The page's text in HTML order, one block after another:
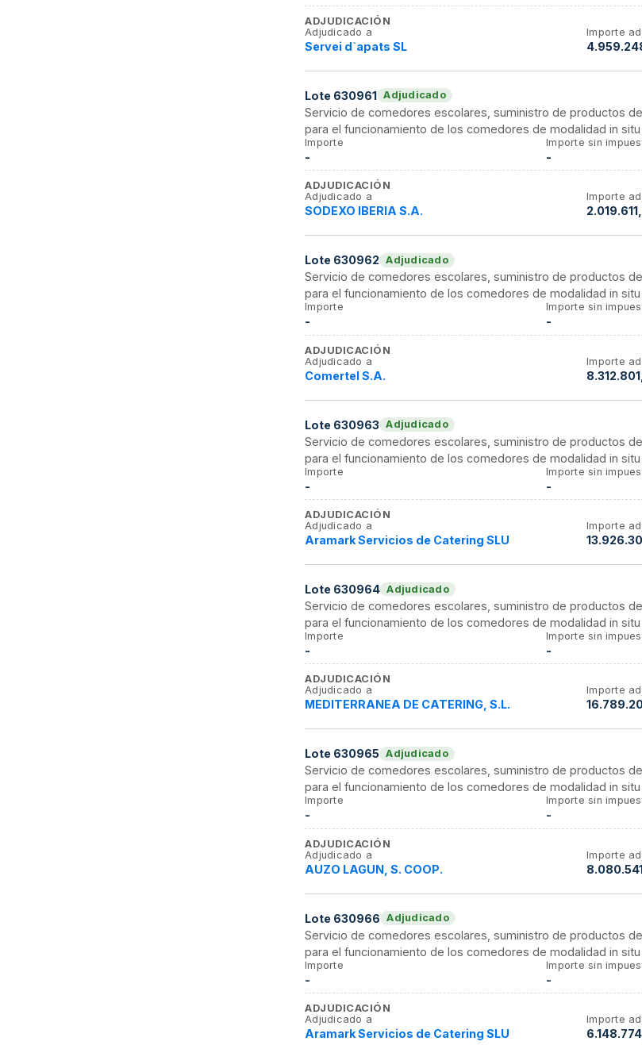
ADJUDICACIÓN
Adjudicado a
Servei d`apats SL
Importe
Lote 630961 Adjudicado
Servicio de comedores escolares, suministro de productos
para el funcionamiento de los comedores de modalidad in
Importe
-
Importe sin
-
ADJUDICACIÓN
Adjudicado a
SODEXO IBERIA S.A.
Importe
Lote 630962 Adjudicado
Servicio de comedores escolares, suministro de productos
para el funcionamiento de los comedores de modalidad in
Importe
-
Importe sin
-
ADJUDICACIÓN
Adjudicado a
Comertel S.A.
Importe
Lote 630963 Adjudicado
Servicio de comedores escolares, suministro de productos
para el funcionamiento de los comedores de modalidad in
Importe
-
Importe sin
-
ADJUDICACIÓN
Adjudicado a
Aramark Servicios de Catering SLU
Importe
Lote 630964 Adjudicado
Servicio de comedores escolares, suministro de productos
para el funcionamiento de los comedores de modalidad in
Importe
-
Importe sin
-
ADJUDICACIÓN
Adjudicado a
MEDITERRANEA DE CATERING, S.L.
Importe
Lote 630965 Adjudicado
Servicio de comedores escolares, suministro de productos
para el funcionamiento de los comedores de modalidad in
Importe
-
Importe sin
-
ADJUDICACIÓN
Adjudicado a
AUZO LAGUN, S. COOP.
Importe
Lote 630966 Adjudicado
Servicio de comedores escolares, suministro de productos
para el funcionamiento de los comedores de modalidad in
Importe
-
Importe sin
-
ADJUDICACIÓN
Adjudicado a
Aramark Servicios de Catering SLU
Importe